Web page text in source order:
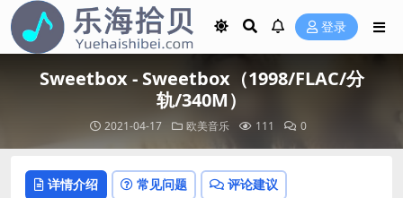
登录
Sweetbox - Sweetbox（1998/FLAC/分
轨/340M）
2021-04-17 欧美音乐 111 0
详情介绍 常见问题 评论建议